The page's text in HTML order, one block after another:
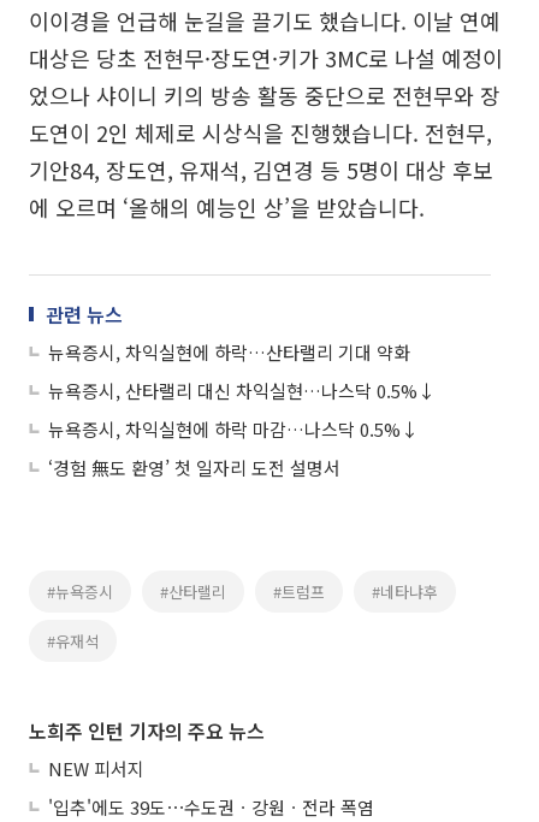
이이경을 언급해 눈길을 끌기도 했습니다. 이날 연예
대상은 당초 전현무·장도연·키가 3MC로 나설 예정이
었으나 샤이니 키의 방송 활동 중단으로 전현무와 장
도연이 2인 체제로 시상식을 진행했습니다. 전현무,
기안84, 장도연, 유재석, 김연경 등 5명이 대상 후보
에 오르며 ‘올해의 예능인 상’을 받았습니다.
관련 뉴스
뉴욕증시, 차익실현에 하락…산타랠리 기대 약화
뉴욕증시, 산타랠리 대신 차익실현…나스닥 0.5%↓
뉴욕증시, 차익실현에 하락 마감…나스닥 0.5%↓
‘경험 無도 환영’ 첫 일자리 도전 설명서
#뉴욕증시 #산타랠리 #트럼프 #네타냐후
#유재석
노희주 인턴 기자의 주요 뉴스
NEW 피서지
'입추'에도 39도⋯수도권ㆍ강원ㆍ전라 폭염